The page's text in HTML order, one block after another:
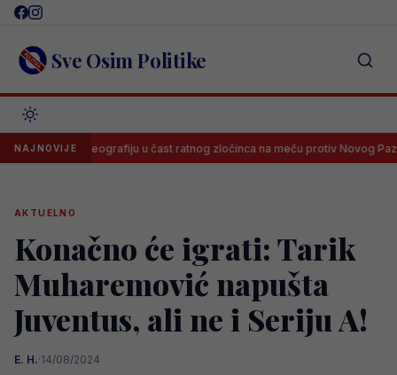
Skip
content Sve Osim Politike
NAJNOVIJE
koreografiju u čast ratnog zločinca na meču protiv Novog Pazara
AKTUELNO
Konačno će igrati: Tarik
Muharemović napušta
Juventus, ali ne i Seriju A!
E. H.·14/08/2024